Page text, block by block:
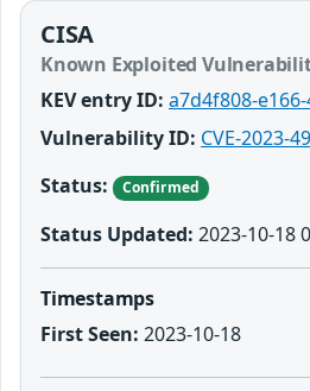
CISA
Known Exploited
KEV entry ID: a7d4f808-
Vulnerability ID: CVE-2023-
Status:
Confirmed
Status Updated: 2023-10-18
Timestamps
First Seen: 2023-10-18